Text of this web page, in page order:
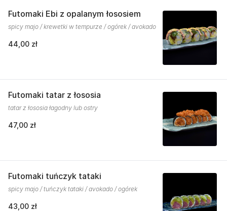
Futomaki Ebi z opalanym łososiem
spicy majo / krewetki w tempurze / ogórek / avokado
44,00 zł
Futomaki tatar z łososia
tatar z łososia łagodny lub ostry
47,00 zł
Futomaki tuńczyk tataki
spicy majo / tuńczyk tataki / avokado / ogórek
43,00 zł